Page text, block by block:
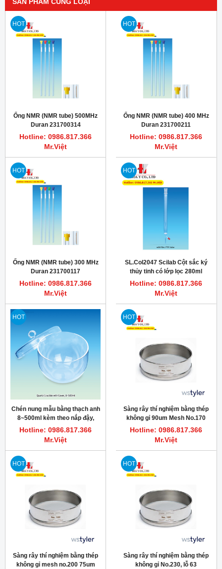
SẢN PHẨM CÙNG LOẠI
HOT
Ống NMR (NMR tube) 500MHz
Duran 231700314
Hotline: 0986.817.366
Mr.Việt
HOT
Ống NMR (NMR tube) 400 MHz
Duran 231700211
Hotline: 0986.817.366
Mr.Việt
HOT
Ống NMR (NMR tube) 300 MHz
Duran 231700117
Hotline: 0986.817.366
Mr.Việt
HOT
SL.Col2047 Scilab Cột sắc ký
thủy tinh có lớp lọc 280ml
Duran
Hotline: 0986.817.366
Mr.Việt
HOT
Chén nung mẫu bằng thạch anh
8~500ml kèm theo nắp đậy,
Scilab
Hotline: 0986.817.366
Mr.Việt
HOT
Sàng rây thí nghiệm bằng thép
không gỉ 90um Mesh No.170
Tyler 7325
Hotline: 0986.817.366
Mr.Việt
HOT
Sàng rây thí nghiệm bằng thép
không gỉ mesh no.200 75um
HOT
Sàng rây thí nghiệm bằng thép
không gỉ No.230, lỗ 63